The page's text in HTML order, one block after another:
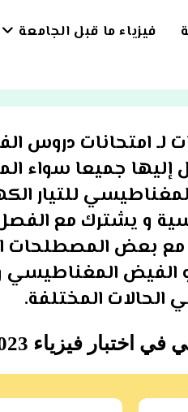
فيزياء ما قبل الجامعة
امتحانات دروس
جميعا سواء
المغناطيسي للتيار
و يشترك مع الفصل
مع بعض المصطلحات
المغناطيسي و
الحالات المختلفة.
اختبار فيزياء 2023